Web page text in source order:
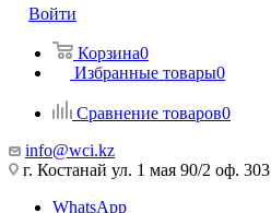
Войти
Корзина0
Избранные товары0
Сравнение товаров0
info@wci.kz
г. Костанай ул. 1 мая 90/2 оф. 303
WhatsApp